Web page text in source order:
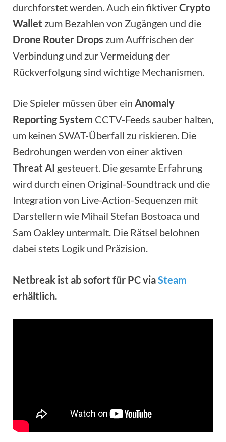
durchforstet werden. Auch ein fiktiverCrypto
Wallet zum Bezahlen von Zugängen und die
Drone Router Drops zum Auffrischen der
Verbindung und zur Vermeidung der
Rückverfolgung sind wichtige Mechanismen.
Die Spieler müssen über ein Anomaly
Reporting System CCTV-Feeds sauber halten,
um keinen SWAT-Überfall zu riskieren. Die
Bedrohungen werden von einer aktiven
Threat AI gesteuert. Die gesamte Erfahrung
wird durch einen Original-Soundtrack und die
Integration von Live-Action-Sequenzen mit
Darstellern wie Mihail Stefan Bostoaca und
Sam Oakley untermalt. Die Rätsel belohnen
dabei stets Logik und Präzision.
Netbreak ist ab sofort für PC viaSteam
erhältlich.